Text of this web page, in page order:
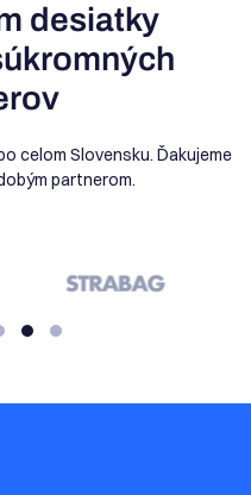
desiatky
celom Slovensku. Ďakujeme
partnerom.